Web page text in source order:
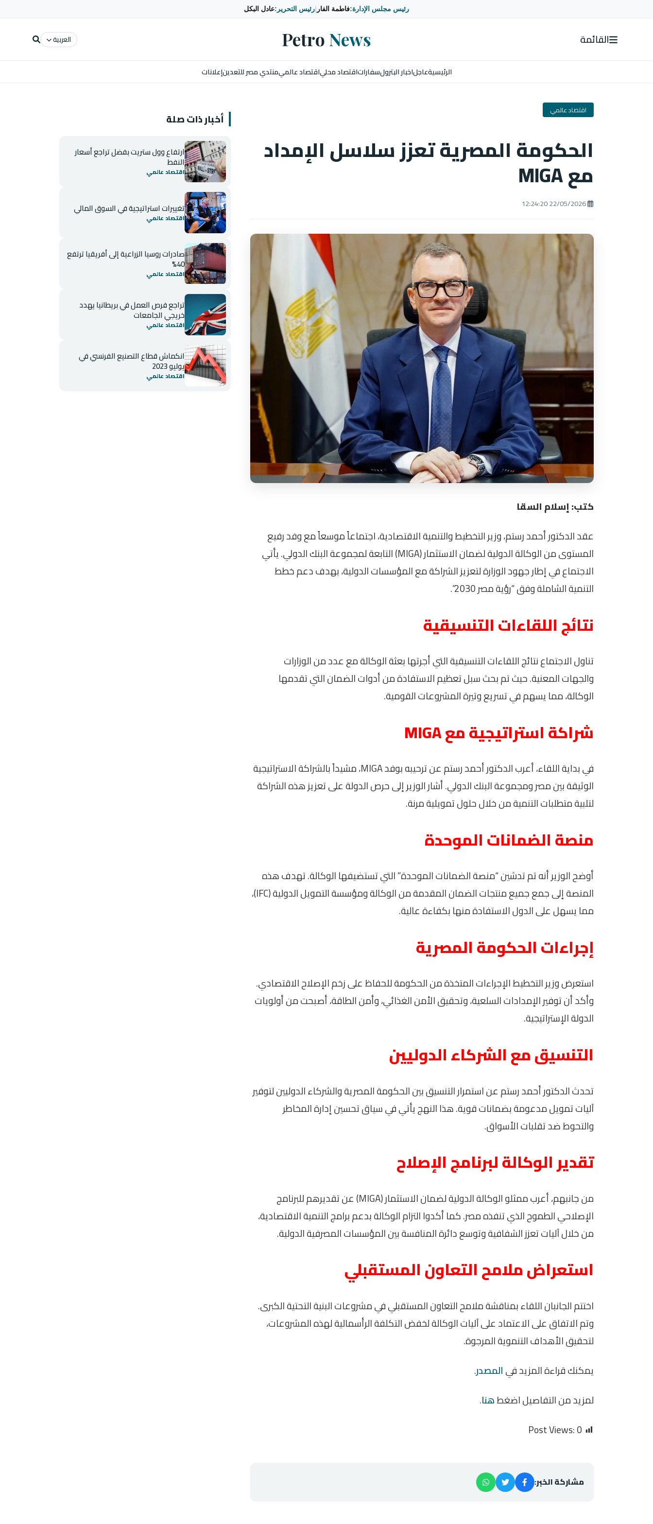
رئيس مجلس الإدارة:فاطمة الفار رئيس التحرير:عادل البكل
القائمة Petro News العربية
الرئيسيةعاجلاخبار البترولسفاراتاقتصاد محلياقتصاد عالميمنتدي مصر للتعدينإعلانات
اقتصاد عالمي
الحكومة المصرية تعزز سلاسل الإمداد
مع MIGA
كتب: إسلام السقا
عقد الدكتور أحمد رستم، وزير التخطيط والتنمية الاقتصادية، اجتماعاً موسعاً مع وفد رفيع
المستوى من الوكالة الدولية لضمان الاستثمار (MIGA) التابعة لمجموعة البنك الدولي. يأتي
الاجتماع في إطار جهود الوزارة لتعزيز الشراكة مع المؤسسات الدولية، بهدف دعم خطط
التنمية الشاملة وفق “رؤية مصر 2030”.
نتائج اللقاءات التنسيقية
تناول الاجتماع نتائج اللقاءات التنسيقية التي أجرتها بعثة الوكالة مع عدد من الوزارات
والجهات المعنية. حيث تم بحث سبل تعظيم الاستفادة من أدوات الضمان التي تقدمها
الوكالة، مما يسهم في تسريع وتيرة المشروعات القومية.
شراكة استراتيجية مع MIGA
في بداية اللقاء، أعرب الدكتور أحمد رستم عن ترحيبه بوفد MIGA، مشيداً بالشراكة الاستراتيجية
الوثيقة بين مصر ومجموعة البنك الدولي. أشار الوزير إلى حرص الدولة على تعزيز هذه الشراكة
لتلبية متطلبات التنمية من خلال حلول تمويلية مرنة.
منصة الضمانات الموحدة
أوضح الوزير أنه تم تدشين “منصة الضمانات الموحدة” التي تستضيفها الوكالة. تهدف هذه
المنصة إلى جمع جميع منتجات الضمان المقدمة من الوكالة ومؤسسة التمويل الدولية (IFC)،
مما يسهل على الدول الاستفادة منها بكفاءة عالية.
إجراءات الحكومة المصرية
استعرض وزير التخطيط الإجراءات المتخذة من الحكومة للحفاظ على زخم الإصلاح الاقتصادي.
وأكد أن توفير الإمدادات السلعية، وتحقيق الأمن الغذائي، وأمن الطاقة، أصبحت من أولويات
الدولة الإستراتيجية.
التنسيق مع الشركاء الدوليين
تحدث الدكتور أحمد رستم عن استمرار التنسيق بين الحكومة المصرية والشركاء الدوليين لتوفير
آليات تمويل مدعومة بضمانات قوية. هذا النهج يأتي في سياق تحسين إدارة المخاطر
والتحوط ضد تقلبات الأسواق.
تقدير الوكالة لبرنامج الإصلاح
من جانبهم، أعرب ممثلو الوكالة الدولية لضمان الاستثمار (MIGA) عن تقديرهم للبرنامج
الإصلاحي الطموح الذي تنفذه مصر. كما أكدوا التزام الوكالة بدعم برامج التنمية الاقتصادية،
من خلال آليات تعزز الشفافية وتوسع دائرة المنافسة بين المؤسسات المصرفية الدولية.
استعراض ملامح التعاون المستقبلي
اختتم الجانبان اللقاء بمناقشة ملامح التعاون المستقبلي في مشروعات البنية التحتية الكبرى.
وتم الاتفاق على الاعتماد على آليات الوكالة لخفض التكلفة الرأسمالية لهذه المشروعات،
لتحقيق الأهداف التنموية المرجوة.
يمكنك قراءة المزيد فيالمصدر.
لمزيد من التفاصيل اضغطهنا.
Post Views:0
مشاركة الخبر:
أخبار ذات صلة
ارتفاع وول ستريت بفضل تراجع أسعار
النفط
اقتصاد عالمي
تغييرات استراتيجية في السوق المالي
اقتصاد عالمي
صادرات روسيا الزراعية إلى أفريقيا ترتفع
40%
اقتصاد عالمي
تراجع فرص العمل في بريطانيا يهدد
خريجي الجامعات
اقتصاد عالمي
انكماش قطاع التصنيع الفرنسي في
يوليو 2023
اقتصاد عالمي